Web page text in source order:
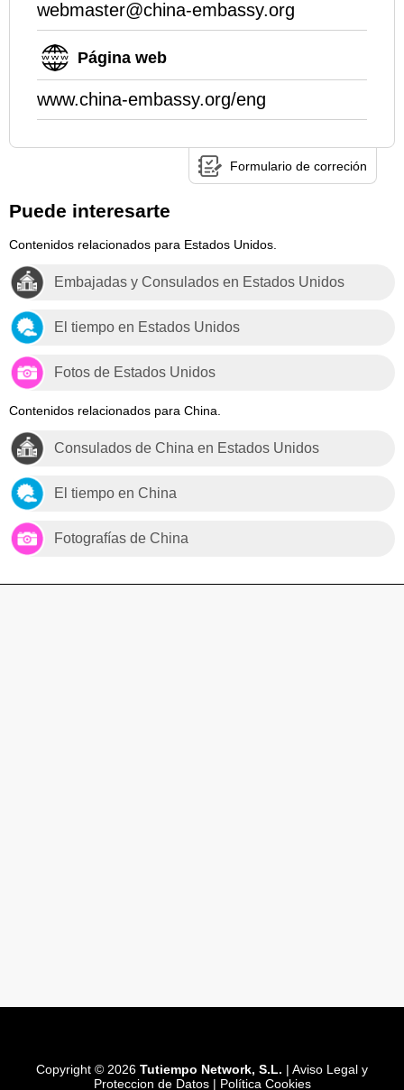
webmaster@china-embassy.org
Página web
www.china-embassy.org/eng
Formulario de correción
Puede interesarte
Contenidos relacionados para Estados Unidos.
Embajadas y Consulados en Estados Unidos
El tiempo en Estados Unidos
Fotos de Estados Unidos
Contenidos relacionados para China.
Consulados de China en Estados Unidos
El tiempo en China
Fotografías de China
Copyright © 2026 Tutiempo Network, S.L. | Aviso Legal y
Proteccion de Datos| Política Cookies